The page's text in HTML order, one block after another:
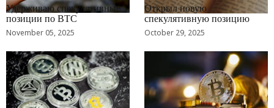
Удерживаю спекулятивные
позиции по BTC
November 05, 2025
Открыл новую
спекулятивную позицию
October 29, 2025